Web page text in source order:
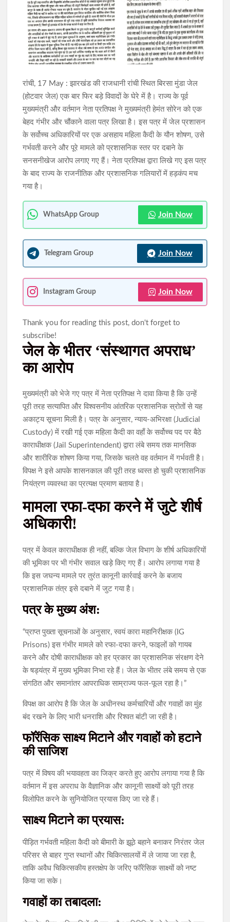
JPSC आंदोलन: सरकार-छात्र वार्ता आज देर शाम संभव , स्टेट गेस्ट हाउस
में होगी बैठक
खराब साइकिलों पर बवाल: जनप्रतिनिधियों ने रुकवाया वितरण, पहले मरम्मत
रांची, 17 May : झारखंड की राजधानी रांची स्थित बिरसा मुंडा जेल
(होटवार जेल) एक बार फिर बड़े विवादों के घेरे में है। राज्य के पूर्व
मुख्यमंत्री और वर्तमान नेता प्रतिपक्ष ने मुख्यमंत्री हेमंत सोरेन को एक
बेहद गंभीर और चौंकाने वाला पत्र लिखा है। इस पत्र में जेल प्रशासन
के सर्वोच्च अधिकारियों पर एक असहाय महिला कैदी के यौन शोषण, उसे
गर्भवती करने और पूरे मामले को प्रशासनिक स्तर पर दबाने के
सनसनीखेज आरोप लगाए गए हैं। नेता प्रतिपक्ष द्वारा लिखे गए इस पत्र
के बाद राज्य के राजनीतिक और प्रशासनिक गलियारों में हड़कंप मच
गया है।
WhatsApp Group Join Now
Telegram Group Join Now
Instagram Group Join Now
Thank you for reading this post, don't forget to
subscribe!
जेल के भीतर ‘संस्थागत अपराध’
का आरोप
मुख्यमंत्री को भेजे गए पत्र में नेता प्रतिपक्ष ने दावा किया है कि उन्हें
पूरी तरह सत्यापित और विश्वसनीय आंतरिक प्रशासनिक स्रोतों से यह
अकाट्य सूचना मिली है। पत्र के अनुसार, न्याय-अभिरक्षा (Judicial
Custody) में रखी गई एक महिला कैदी का वहाँ के सर्वोच्च पद पर बैठे
काराधीक्षक (Jail Superintendent) द्वारा लंबे समय तक मानसिक
और शारीरिक शोषण किया गया, जिसके चलते वह वर्तमान में गर्भवती है।
विपक्ष ने इसे आपके शासनकाल की पूरी तरह ध्वस्त हो चुकी प्रशासनिक
नियंत्रण व्यवस्था का प्रत्यक्ष प्रमाण बताया है।
मामला रफा-दफा करने में जुटे शीर्ष
अधिकारी!
पत्र में केवल काराधीक्षक ही नहीं, बल्कि जेल विभाग के शीर्ष अधिकारियों
की भूमिका पर भी गंभीर सवाल खड़े किए गए हैं। आरोप लगाया गया है
कि इस जघन्य मामले पर तुरंत कानूनी कार्रवाई करने के बजाय
प्रशासनिक तंत्र इसे दबाने में जुट गया है।
पत्र के मुख्य अंश:
“प्राप्त पुख्ता सूचनाओं के अनुसार, स्वयं कारा महानिरीक्षक (IG
Prisons) इस गंभीर मामले को रफा-दफा करने, फाइलों को गायब
करने और दोषी काराधीक्षक को हर प्रकार का प्रशासनिक संरक्षण देने
के षड्यंत्र में मुख्य भूमिका निभा रहे हैं। जेल के भीतर लंबे समय से एक
संगठित और समानांतर आपराधिक साम्राज्य फल-फूल रहा है।”
विपक्ष का आरोप है कि जेल के अधीनस्थ कर्मचारियों और गवाहों का मुंह
बंद रखने के लिए भारी धनराशि और रिश्वत बांटी जा रही है।
फॉरेंसिक साक्ष्य मिटाने और गवाहों को हटाने
की साजिश
पत्र में विषय की भयावहता का जिक्र करते हुए आरोप लगाया गया है कि
वर्तमान में इस अपराध के वैज्ञानिक और कानूनी साक्ष्यों को पूरी तरह
विलोपित करने के सुनियोजित प्रयास किए जा रहे हैं।
साक्ष्य मिटाने का प्रयास:
पीड़ित गर्भवती महिला कैदी को बीमारी के झूठे बहाने बनाकर निरंतर जेल
परिसर से बाहर गुप्त स्थानों और चिकित्सालयों में ले जाया जा रहा है,
ताकि अवैध चिकित्सकीय हस्तक्षेप के जरिए फॉरेंसिक साक्ष्यों को नष्ट
किया जा सके।
गवाहों का तबादला: